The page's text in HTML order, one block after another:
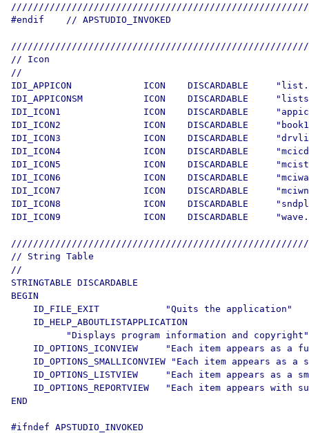
#endif    // APSTUDIO_INVOKED
// Icon
//
IDI_APPICON             ICON    DISCARDABLE
IDI_APPICONSM           ICON    DISCARDABLE
IDI_ICON1               ICON    DISCARDABLE
IDI_ICON2               ICON    DISCARDABLE
IDI_ICON3               ICON    DISCARDABLE
IDI_ICON4               ICON    DISCARDABLE
IDI_ICON5               ICON    DISCARDABLE
IDI_ICON6               ICON    DISCARDABLE
IDI_ICON7               ICON    DISCARDABLE
IDI_ICON8               ICON    DISCARDABLE
IDI_ICON9               ICON    DISCARDABLE
// String Table
//
STRINGTABLE DISCARDABLE
BEGIN
    ID_FILE_EXIT            "Quits the application"
    ID_HELP_ABOUTLISTAPPLICATION
          "Displays program information and copyright"
ID_OPTIONS_ICONVIEW     "Each item appears as a
ID_OPTIONS_SMALLICONVIEW "Each item appears as a
ID_OPTIONS_LISTVIEW     "Each item appears as a
ID_OPTIONS_REPORTVIEW   "Each item appears with
END
#ifndef APSTUDIO_INVOKED